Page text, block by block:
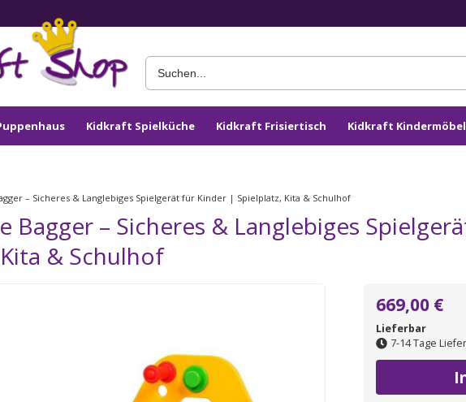
Kidkraft Spielküche Kidkraft Frisiertisch Kidkraft Kindermöbel
– Sicheres & Langlebiges Spielgerät für Kinder | Spielplatz, Kita & Schulhof
Bagger – Sicheres & Langlebiges
& Schulhof
669,00 €
Lieferbar
7-14 Tage